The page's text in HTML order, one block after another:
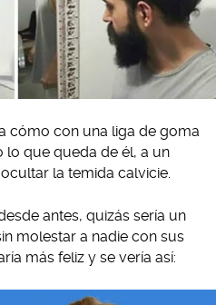
cómo con una liga de goma
que queda de él, a un
la temida calvicie.
antes, quizás sería un
molestar a nadie con sus
más feliz y se vería así: